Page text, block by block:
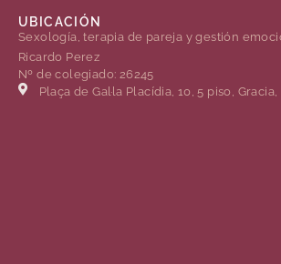
UBICACIÓN
Sexología, terapia de pareja y gestión
Ricardo Perez
Nº de colegiado: 26245
Plaça de Gal·la Placídia, 10, 5 piso,